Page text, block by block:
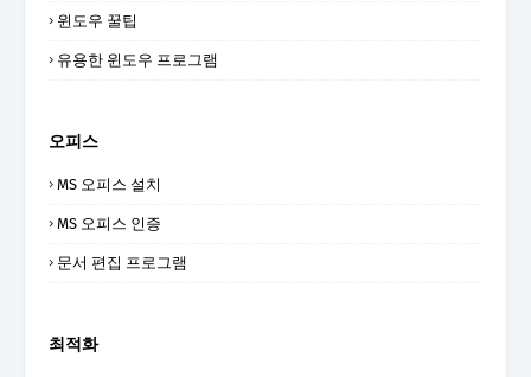
윈도우 꿀팁
유용한 윈도우 프로그램
오피스
MS 오피스 설치
MS 오피스 인증
문서 편집 프로그램
최적화